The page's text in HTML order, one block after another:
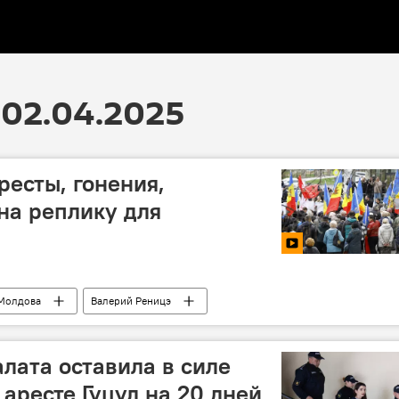
гонения,
реплику для
Валерий Реницэ
оставила в силе